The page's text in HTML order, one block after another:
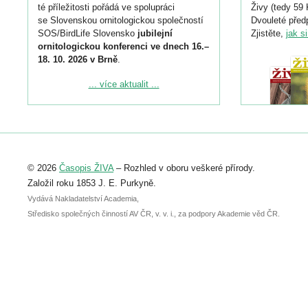
té příležitosti pořádá ve spolupráci
se Slovenskou ornitologickou společností
SOS/BirdLife Slovensko jubilejní
ornitologickou konferenci ve dnech 16.–
18. 10. 2026 v Brně.
Podrobnější informace ke konferenci
Registrovat se můžete do 6. září.
abstraktu přihlášené přednášky nebo
posteru je už 30. června.
... více aktualit ...
Živy (tedy 59
Dvouleté
Zjistěte, jak
© 2026 Časopis ŽIVA– Rozhled v oboru veškeré přírody.
Založil roku 1853 J. E. Purkyně.
Vydává Nakladatelství Academia,
Středisko společných činností AV ČR, v. v. i., za podpory Akademie věd ČR.